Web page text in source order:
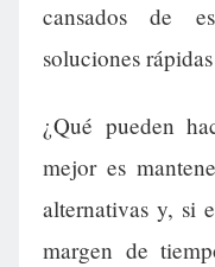
cansados de
soluciones
¿Qué pueden
mejor es
alternativas y, si
margen de